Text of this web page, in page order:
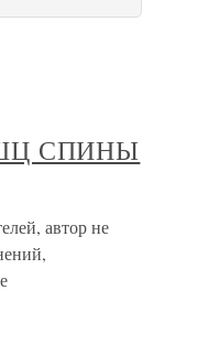
СПИНЫ
автор не